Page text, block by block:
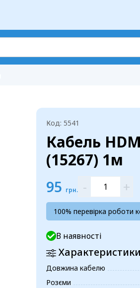
Код: 5541
Кабель
(15267) 1м
95 грн. - +
100% перевірка роботи
В наявності
Довжина кабелю
Розєми